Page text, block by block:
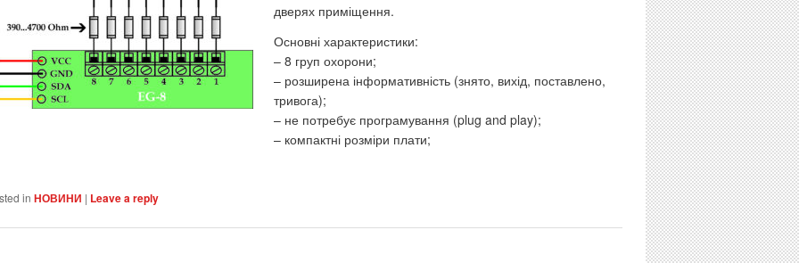
дверях приміщення.
Основні характеристики:
– 8 груп охорони;
– розширена інформативність (знято, вихід, поставлено,
тривога);
– не потребує програмування (plug and play);
– компактні розміри плати;
in НОВИНИ | Leave a reply